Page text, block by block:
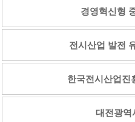
경영혁신형
전시산업 발전
한국전시산업진
대전광역